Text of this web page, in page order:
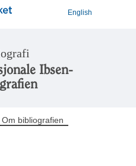
English
Ibsen-
Om bibliografien